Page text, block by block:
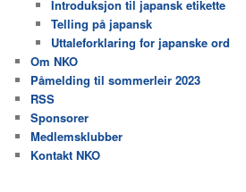
Introduksjon til japansk etikette
Telling på japansk
Uttaleforklaring for japanske ord
Om NKO
Påmelding til sommerleir 2023
RSS
Sponsorer
Medlemsklubber
Kontakt NKO